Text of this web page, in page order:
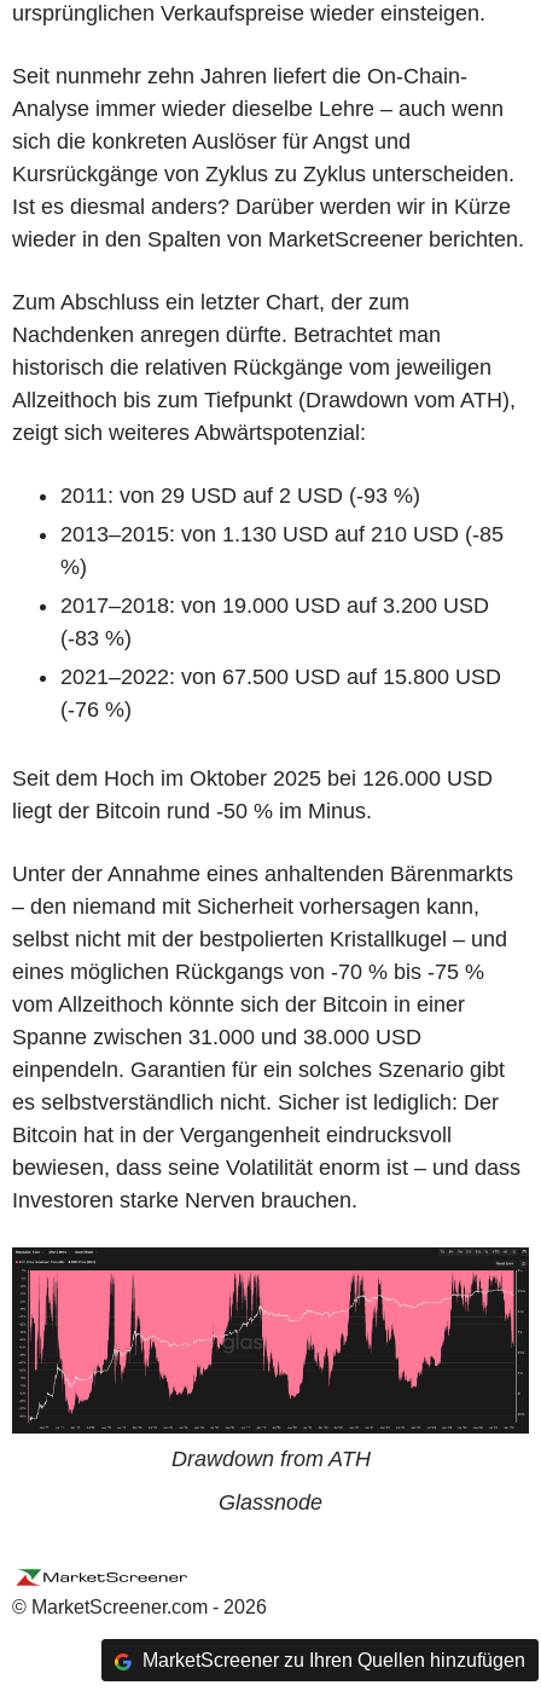
ursprünglichen Verkaufspreise wieder einsteigen.
Seit nunmehr zehn Jahren liefert die On-Chain-
Analyse immer wieder dieselbe Lehre – auch wenn
sich die konkreten Auslöser für Angst und
Kursrückgänge von Zyklus zu Zyklus unterscheiden.
Ist es diesmal anders? Darüber werden wir in Kürze
wieder in den Spalten von MarketScreener berichten.
Zum Abschluss ein letzter Chart, der zum
Nachdenken anregen dürfte. Betrachtet man
historisch die relativen Rückgänge vom jeweiligen
Allzeithoch bis zum Tiefpunkt (Drawdown vom ATH),
zeigt sich weiteres Abwärtspotenzial:
2011: von 29 USD auf 2 USD (-93 %)
2013–2015: von 1.130 USD auf 210 USD (-85
%)
2017–2018: von 19.000 USD auf 3.200 USD
(-83 %)
2021–2022: von 67.500 USD auf 15.800 USD
(-76 %)
Seit dem Hoch im Oktober 2025 bei 126.000 USD
liegt der Bitcoin rund -50 % im Minus.
Unter der Annahme eines anhaltenden Bärenmarkts
– den niemand mit Sicherheit vorhersagen kann,
selbst nicht mit der bestpolierten Kristallkugel – und
eines möglichen Rückgangs von -70 % bis -75 %
vom Allzeithoch könnte sich der Bitcoin in einer
Spanne zwischen 31.000 und 38.000 USD
einpendeln. Garantien für ein solches Szenario gibt
es selbstverständlich nicht. Sicher ist lediglich: Der
Bitcoin hat in der Vergangenheit eindrucksvoll
bewiesen, dass seine Volatilität enorm ist – und dass
Investoren starke Nerven brauchen.
Drawdown from ATH
Glassnode
© MarketScreener.com - 2026
MarketScreener zu Ihren Quellen hinzufügen